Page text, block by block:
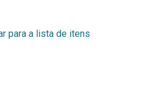
para a lista de itens